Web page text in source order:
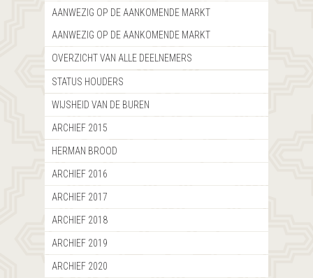
AANWEZIG OP DE AANKOMENDE MARKT
AANWEZIG OP DE AANKOMENDE MARKT
OVERZICHT VAN ALLE DEELNEMERS
STATUS HOUDERS
WIJSHEID VAN DE BUREN
ARCHIEF 2015
HERMAN BROOD
ARCHIEF 2016
ARCHIEF 2017
ARCHIEF 2018
ARCHIEF 2019
ARCHIEF 2020